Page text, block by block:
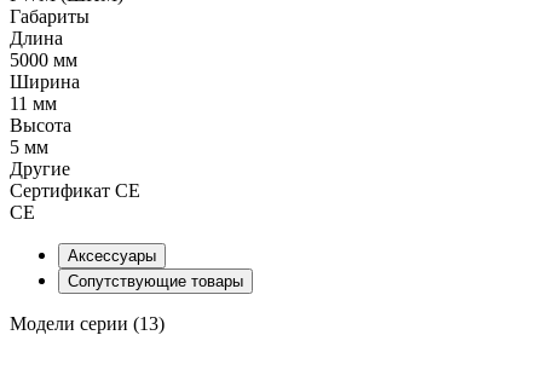
Габариты
Длина
5000 мм
Ширина
11 мм
Высота
5 мм
Другие
Сертификат CE
CE
Аксессуары
Сопутствующие товары
Модели серии (13)